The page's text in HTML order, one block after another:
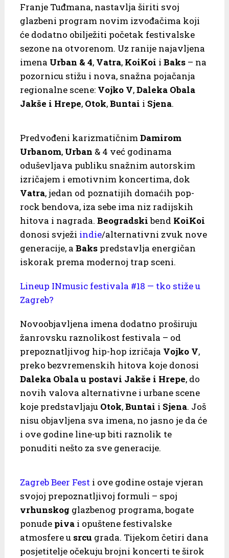
Franje Tuđmana, nastavlja širiti svoj
glazbeni program novim izvođačima koji
će dodatno obilježiti početak festivalske
sezone na otvorenom. Uz ranije najavljena
imena Urban & 4, Vatra, KoiKoi i Baks– na
pozornicu stižu i nova, snažna pojačanja
regionalne scene: Vojko V,Daleka Obala
Jakše i Hrepe, Otok,Buntai i Sjena.
Predvođeni karizmatičnim Damirom
Urbanom, Urban & 4 već godinama
oduševljava publiku snažnim autorskim
izričajem i emotivnim koncertima, dok
Vatra, jedan od poznatijih domaćih pop-
rock bendova, iza sebe ima niz radijskih
hitova i nagrada. Beogradskibend KoiKoi
donosi svježi indie/alternativni zvuk nove
generacije, a Bakspredstavlja energičan
iskorak prema modernoj trap sceni.
Lineup INmusic festivala #18 — tko stiže u
Zagreb?
Novoobjavljena imena dodatno proširuju
žanrovsku raznolikost festivala – od
prepoznatljivog hip-hop izričaja Vojko V,
preko bezvremenskih hitova koje donosi
Daleka Obala u postavi Jakše i Hrepe, do
novih valova alternativne i urbane scene
koje predstavljaju Otok,Buntai i Sjena. Još
nisu objavljena sva imena, no jasno je da će
i ove godine line-up biti raznolik te
ponuditi nešto za sve generacije.
Zagreb Beer Fest i ove godine ostaje vjeran
svojoj prepoznatljivoj formuli – spoj
vrhunskog glazbenog programa, bogate
ponude pivai opuštene festivalske
atmosfere u srcu grada. Tijekom četiri dana
posjetitelje očekuju brojni koncerti te širok